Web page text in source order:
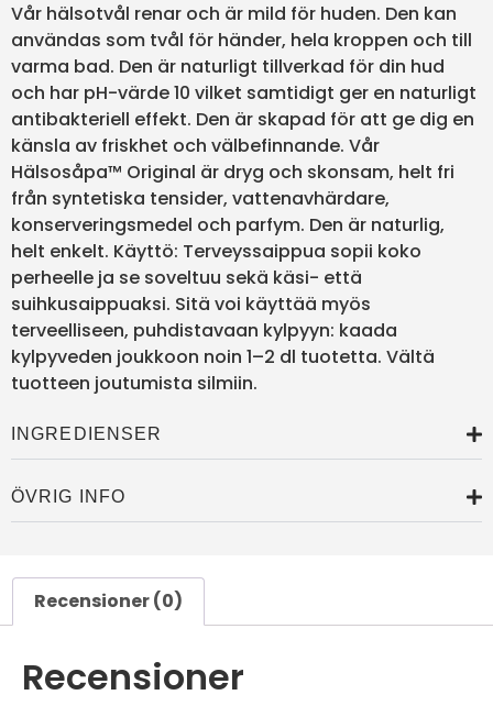
Vår hälsotvål renar och är mild för huden. Den kan
användas som tvål för händer, hela kroppen och till
varma bad. Den är naturligt tillverkad för din hud
och har pH-värde 10 vilket samtidigt ger en naturligt
antibakteriell effekt. Den är skapad för att ge dig en
känsla av friskhet och välbefinnande. Vår
Hälsosåpa™ Original är dryg och skonsam, helt fri
från syntetiska tensider, vattenavhärdare,
konserveringsmedel och parfym. Den är naturlig,
helt enkelt. Käyttö: Terveyssaippua sopii koko
perheelle ja se soveltuu sekä käsi- että
suihkusaippuaksi. Sitä voi käyttää myös
terveelliseen, puhdistavaan kylpyyn: kaada
kylpyveden joukkoon noin 1–2 dl tuotetta. Vältä
tuotteen joutumista silmiin.
INGREDIENSER
ÖVRIG INFO
Recensioner (0)
Recensioner